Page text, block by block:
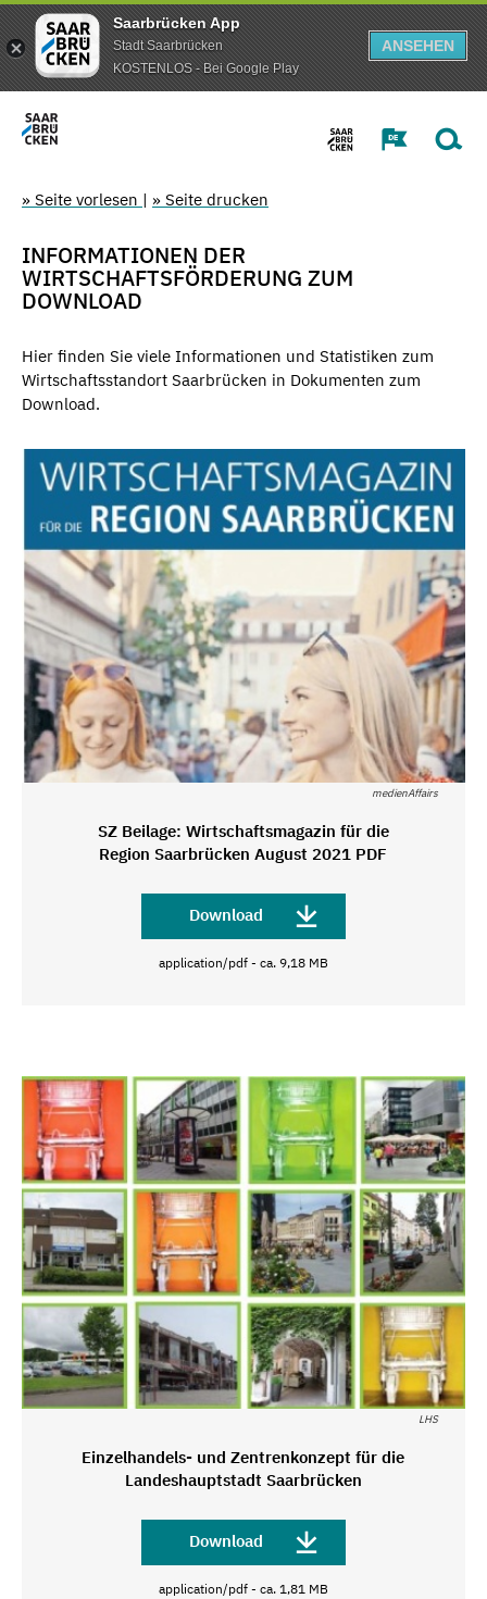
Saarbrücken App
Stadt Saarbrücken
KOSTENLOS - Bei Google Play
ANSEHEN
» Seite vorlesen | » Seite drucken
INFORMATIONEN DER
WIRTSCHAFTSFÖRDERUNG ZUM
DOWNLOAD
Hier finden Sie viele Informationen und Statistiken zum
Wirtschaftsstandort Saarbrücken in Dokumenten zum
Download.
medienAffairs
SZ Beilage: Wirtschaftsmagazin für die
Region Saarbrücken August 2021 PDF
Download
application/pdf - ca. 9,18 MB
LHS
Einzelhandels- und Zentrenkonzept für die
Landeshauptstadt Saarbrücken
Download
application/pdf - ca. 1,81 MB